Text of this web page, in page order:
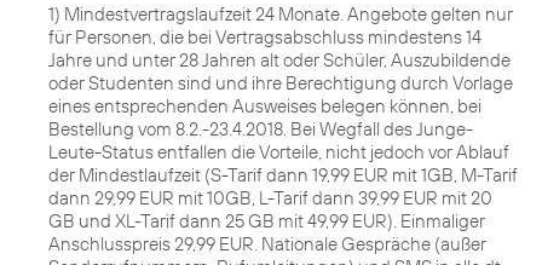
1) Mindestvertragslaufzeit 24 Monate. Angebote gelten nur
für Personen, die bei Vertragsabschluss mindestens 14
Jahre und unter 28 Jahren alt oder Schüler, Auszubildende
oder Studenten sind und ihre Berechtigung durch Vorlage
eines entsprechenden Ausweises belegen können, bei
Bestellung vom 8.2.-23.4.2018. Bei Wegfall des Junge-
Leute-Status entfallen die Vorteile, nicht jedoch vor Ablauf
der Mindestlaufzeit (S-Tarif dann 19,99 EUR mit 1GB, M-Tarif
dann 29,99 EUR mit 10GB, L-Tarif dann 39,99 EUR mit 20
GB und XL-Tarif dann 25 GB mit 49,99 EUR). Einmaliger
Anschlusspreis 29,99 EUR. Nationale Gespräche (außer